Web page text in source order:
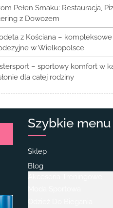
Pełen Smaku: Restauracja,
z Dowozem
z Kościana – kompleksowe
w Wielkopolsce
– sportowy komfort w
dla całej rodziny
Szybkie menu
Sklep
Blog